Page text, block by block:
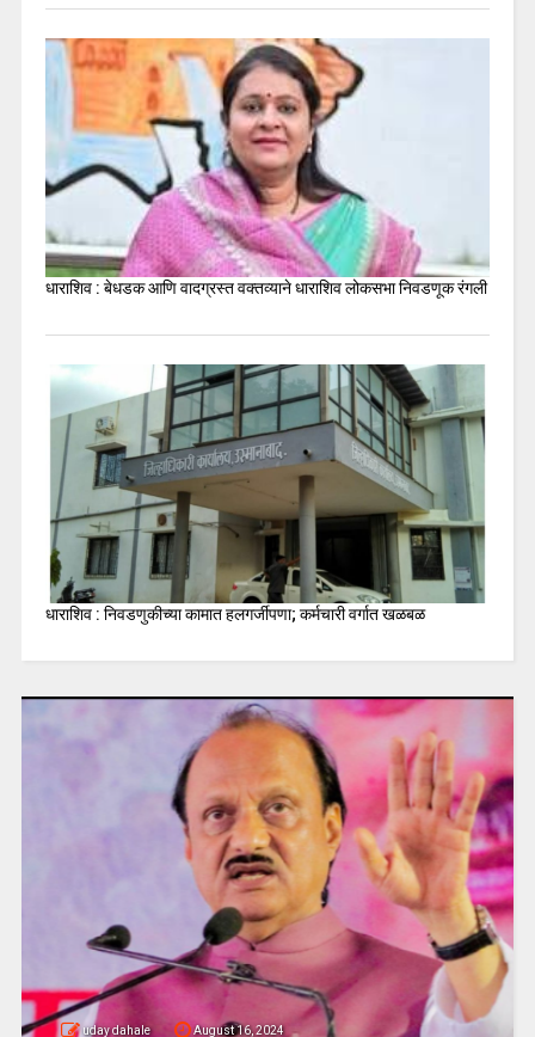
धाराशिव : बेधडक आणि वादग्रस्त वक्तव्याने धाराशिव लोकसभा निवडणूक रंगली
धाराशिव : निवडणुकीच्या कामात हलगर्जीपणा; कर्मचारी वर्गात खळबळ
uday dahale August 16, 2024